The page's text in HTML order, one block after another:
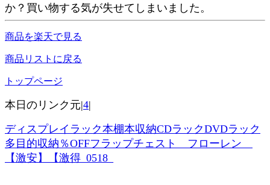
か？買い物する気が失せてしまいました。
商品を楽天で見る
商品リストに戻る
トップページ
本日のリンク元|4|
ディスプレイラック本棚本収納CDラックDVDラック
多目的収納％OFFフラップチェスト フローレン
【激安】【激得_0518_